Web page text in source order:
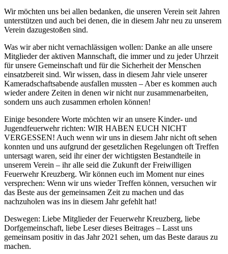
Wir möchten uns bei allen bedanken, die unseren Verein seit Jahren
unterstützen und auch bei denen, die in diesem Jahr neu zu unserem
Verein dazugestoßen sind.
Was wir aber nicht vernachlässigen wollen: Danke an alle unsere
Mitglieder der aktiven Mannschaft, die immer und zu jeder Uhrzeit
für unsere Gemeinschaft und für die Sicherheit der Menschen
einsatzbereit sind. Wir wissen, dass in diesem Jahr viele unserer
Kameradschaftsabende ausfallen mussten – Aber es kommen auch
wieder andere Zeiten in denen wir nicht nur zusammenarbeiten,
sondern uns auch zusammen erholen können!
Einige besondere Worte möchten wir an unsere Kinder- und
Jugendfeuerwehr richten: WIR HABEN EUCH NICHT
VERGESSEN! Auch wenn wir uns in diesem Jahr nicht oft sehen
konnten und uns aufgrund der gesetzlichen Regelungen oft Treffen
untersagt waren, seid ihr einer der wichtigsten Bestandteile in
unserem Verein – ihr alle seid die Zukunft der Freiwilligen
Feuerwehr Kreuzberg. Wir können euch im Moment nur eines
versprechen: Wenn wir uns wieder Treffen können, versuchen wir
das Beste aus der gemeinsamen Zeit zu machen und das
nachzuholen was ins in diesem Jahr gefehlt hat!
Deswegen: Liebe Mitglieder der Feuerwehr Kreuzberg, liebe
Dorfgemeinschaft, liebe Leser dieses Beitrages – Lasst uns
gemeinsam positiv in das Jahr 2021 sehen, um das Beste daraus zu
machen.